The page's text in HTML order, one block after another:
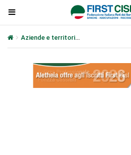
Aziende e territori